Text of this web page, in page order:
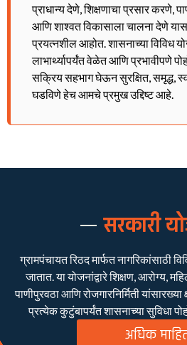
प्राधान्य देणे, शिक्षणाचा प्रसार करणे,
आणि शाश्वत विकासाला चालना देणे
प्रयत्नशील आहोत. शासनाच्या विविध
लाभार्थ्यापर्यंत वेळेत आणि प्रभावीपणे
सक्रिय सहभाग घेऊन सुरक्षित, समृद्ध,
घडविणे हेच आमचे प्रमुख उद्दिष्ट आहे.
सरकारी
ग्रामपंचायत रिठद मार्फत नागरिकांसाठी
जातात. या योजनांद्वारे शिक्षण, आरोग्य,
पाणीपुरवठा आणि रोजगारनिर्मिती
प्रत्येक कुटुंबापर्यंत शासनाच्या सुविधा
अधिक